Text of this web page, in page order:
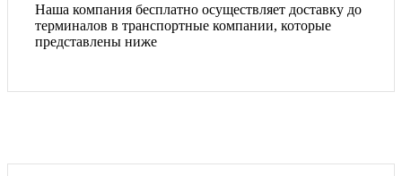
Наша компания бесплатно осуществляет доставку до
терминалов в транспортные компании, которые
представлены ниже